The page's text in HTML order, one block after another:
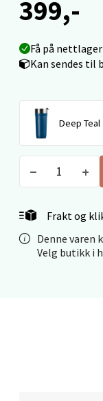
399,-
Få på nettlager
Kan sendes til
Deep Teal
Frakt og
Denne varen
Velg butikk i
Molde -
Torget 1,
Narvik -
Bolagsgata
Åpent i dag